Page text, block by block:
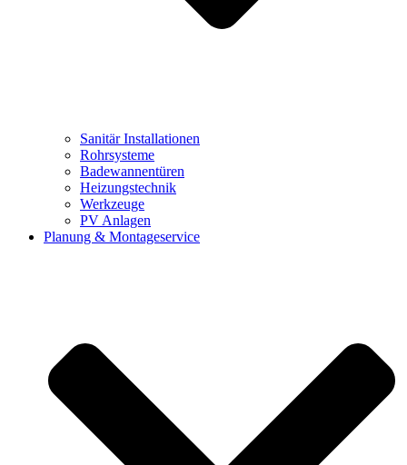
Sanitär Installationen
Rohrsysteme
Badewannentüren
Heizungstechnik
Werkzeuge
PV Anlagen
Planung & Montageservice